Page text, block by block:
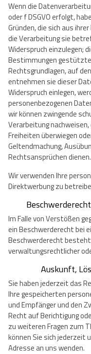
Wenn die
oder f DSGVO erfolgt,
Gründen, die sich aus
die Verarbeitung sie
Widerspruch einzulegen;
Bestimmungen
Rechtsgrundlagen, auf
entnehmen sie dieser
Widerspruch einlegen,
personenbezogenen
wir können zwingende
Verarbeitung
Freiheiten überwiegen
Geltendmachung,
Rechtsansprüchen dienen.
Wir verwenden Ihre
Direktwerbung zu
Im Falle von Verstößen
ein Beschwerderecht bei
Beschwerderecht
verwaltungsrechtlicher
Auskunft,
Sie haben jederzeit das
Ihre gespeicherten
und Empfänger und den
Recht auf Berichtigung
zu weiteren Fragen zum
können Sie sich jederzeit
Adresse an uns wenden.